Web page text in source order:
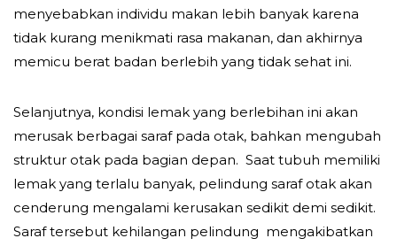
menyebabkan individu makan lebih banyak karena
tidak kurang menikmati rasa makanan, dan akhirnya
memicu berat badan berlebih yang tidak sehat ini.
Selanjutnya, kondisi lemak yang berlebihan ini akan
merusak berbagai saraf pada otak, bahkan mengubah
struktur otak pada bagian depan. Saat tubuh memiliki
lemak yang terlalu banyak, pelindung saraf otak akan
cenderung mengalami kerusakan sedikit demi sedikit.
Saraf tersebut kehilangan pelindung mengakibatkan